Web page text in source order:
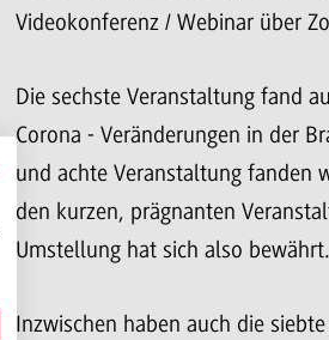
Videokonferenz / Webinar über
Die sechste Veranstaltung fand
Corona - Veränderungen in der
und achte Veranstaltung fanden
den kurzen, prägnanten
Umstellung hat sich also bewährt.
Inzwischen haben auch die